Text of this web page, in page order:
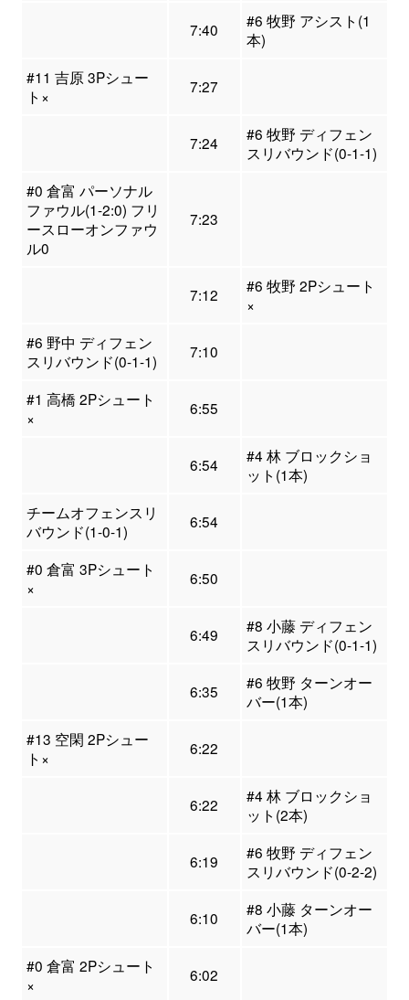
7:40
#6 牧野 アシスト(1
本)
#11 吉原 3Pシュー
ト×
7:27
7:24
#6 牧野 ディフェン
スリバウンド(0-1-1)
#0 倉富 パーソナル
ファウル(1-2:0) フリ
ースローオンファウ
ル0
7:23
7:12
#6 牧野 2Pシュート
×
#6 野中 ディフェン
スリバウンド(0-1-1)
7:10
#1 高橋 2Pシュート
×
6:55
6:54
#4 林 ブロックショ
ット(1本)
チームオフェンスリ
バウンド(1-0-1)
6:54
#0 倉富 3Pシュート
×
6:50
6:49
#8 小藤 ディフェン
スリバウンド(0-1-1)
6:35
#6 牧野 ターンオー
バー(1本)
#13 空閑 2Pシュー
ト×
6:22
6:22
#4 林 ブロックショ
ット(2本)
6:19
#6 牧野 ディフェン
スリバウンド(0-2-2)
6:10
#8 小藤 ターンオー
バー(1本)
#0 倉富 2Pシュート
×
6:02